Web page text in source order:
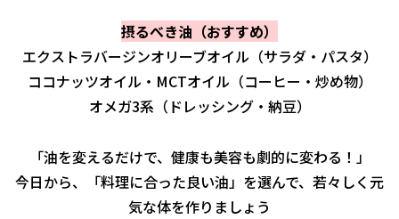
摂るべき油（おすすめ）
エクストラバージンオリーブオイル（サラダ・パスタ）
ココナッツオイル・MCTオイル（コーヒー・炒め物）
オメガ3系（ドレッシング・納豆）
「油を変えるだけで、健康も美容も劇的に変わる！」
今日から、「料理に合った良い油」を選んで、若々しく元
気な体を作りましょう